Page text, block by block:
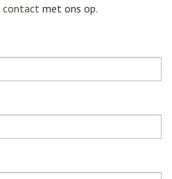
contact met ons op.